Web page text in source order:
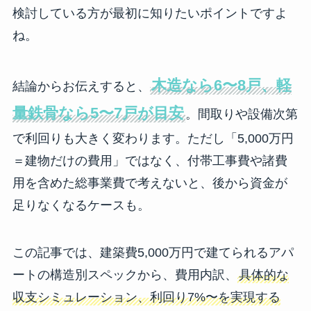
検討している方が最初に知りたいポイントですよ
ね。
結論からお伝えすると、 木造なら6〜8戸、軽
量鉄骨なら5〜7戸が目安。間取りや設備次第
で利回りも大きく変わります。ただし「5,000万円
＝建物だけの費用」ではなく、付帯工事費や諸費
用を含めた総事業費で考えないと、後から資金が
足りなくなるケースも。
この記事では、建築費5,000万円で建てられるアパ
ートの構造別スペックから、費用内訳、 具体的な
収支シミュレーション、利回り7%〜を実現する